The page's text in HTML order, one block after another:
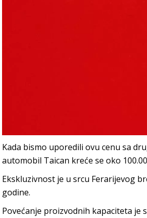
Kada bismo uporedili ovu cenu sa
automobil Taican kreće se oko
Ekskluzivnost je u srcu Ferarijevog
godine.
Povećanje proizvodnih kapaciteta je